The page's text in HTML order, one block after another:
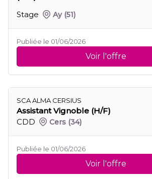
Stage
Ay (51)
Publiée le 01/06/2026
Voir l'offre
SCA ALMA CERSIUS
Assistant Vignoble (H/F)
CDD
Cers (34)
Publiée le 01/06/2026
Voir l'offre